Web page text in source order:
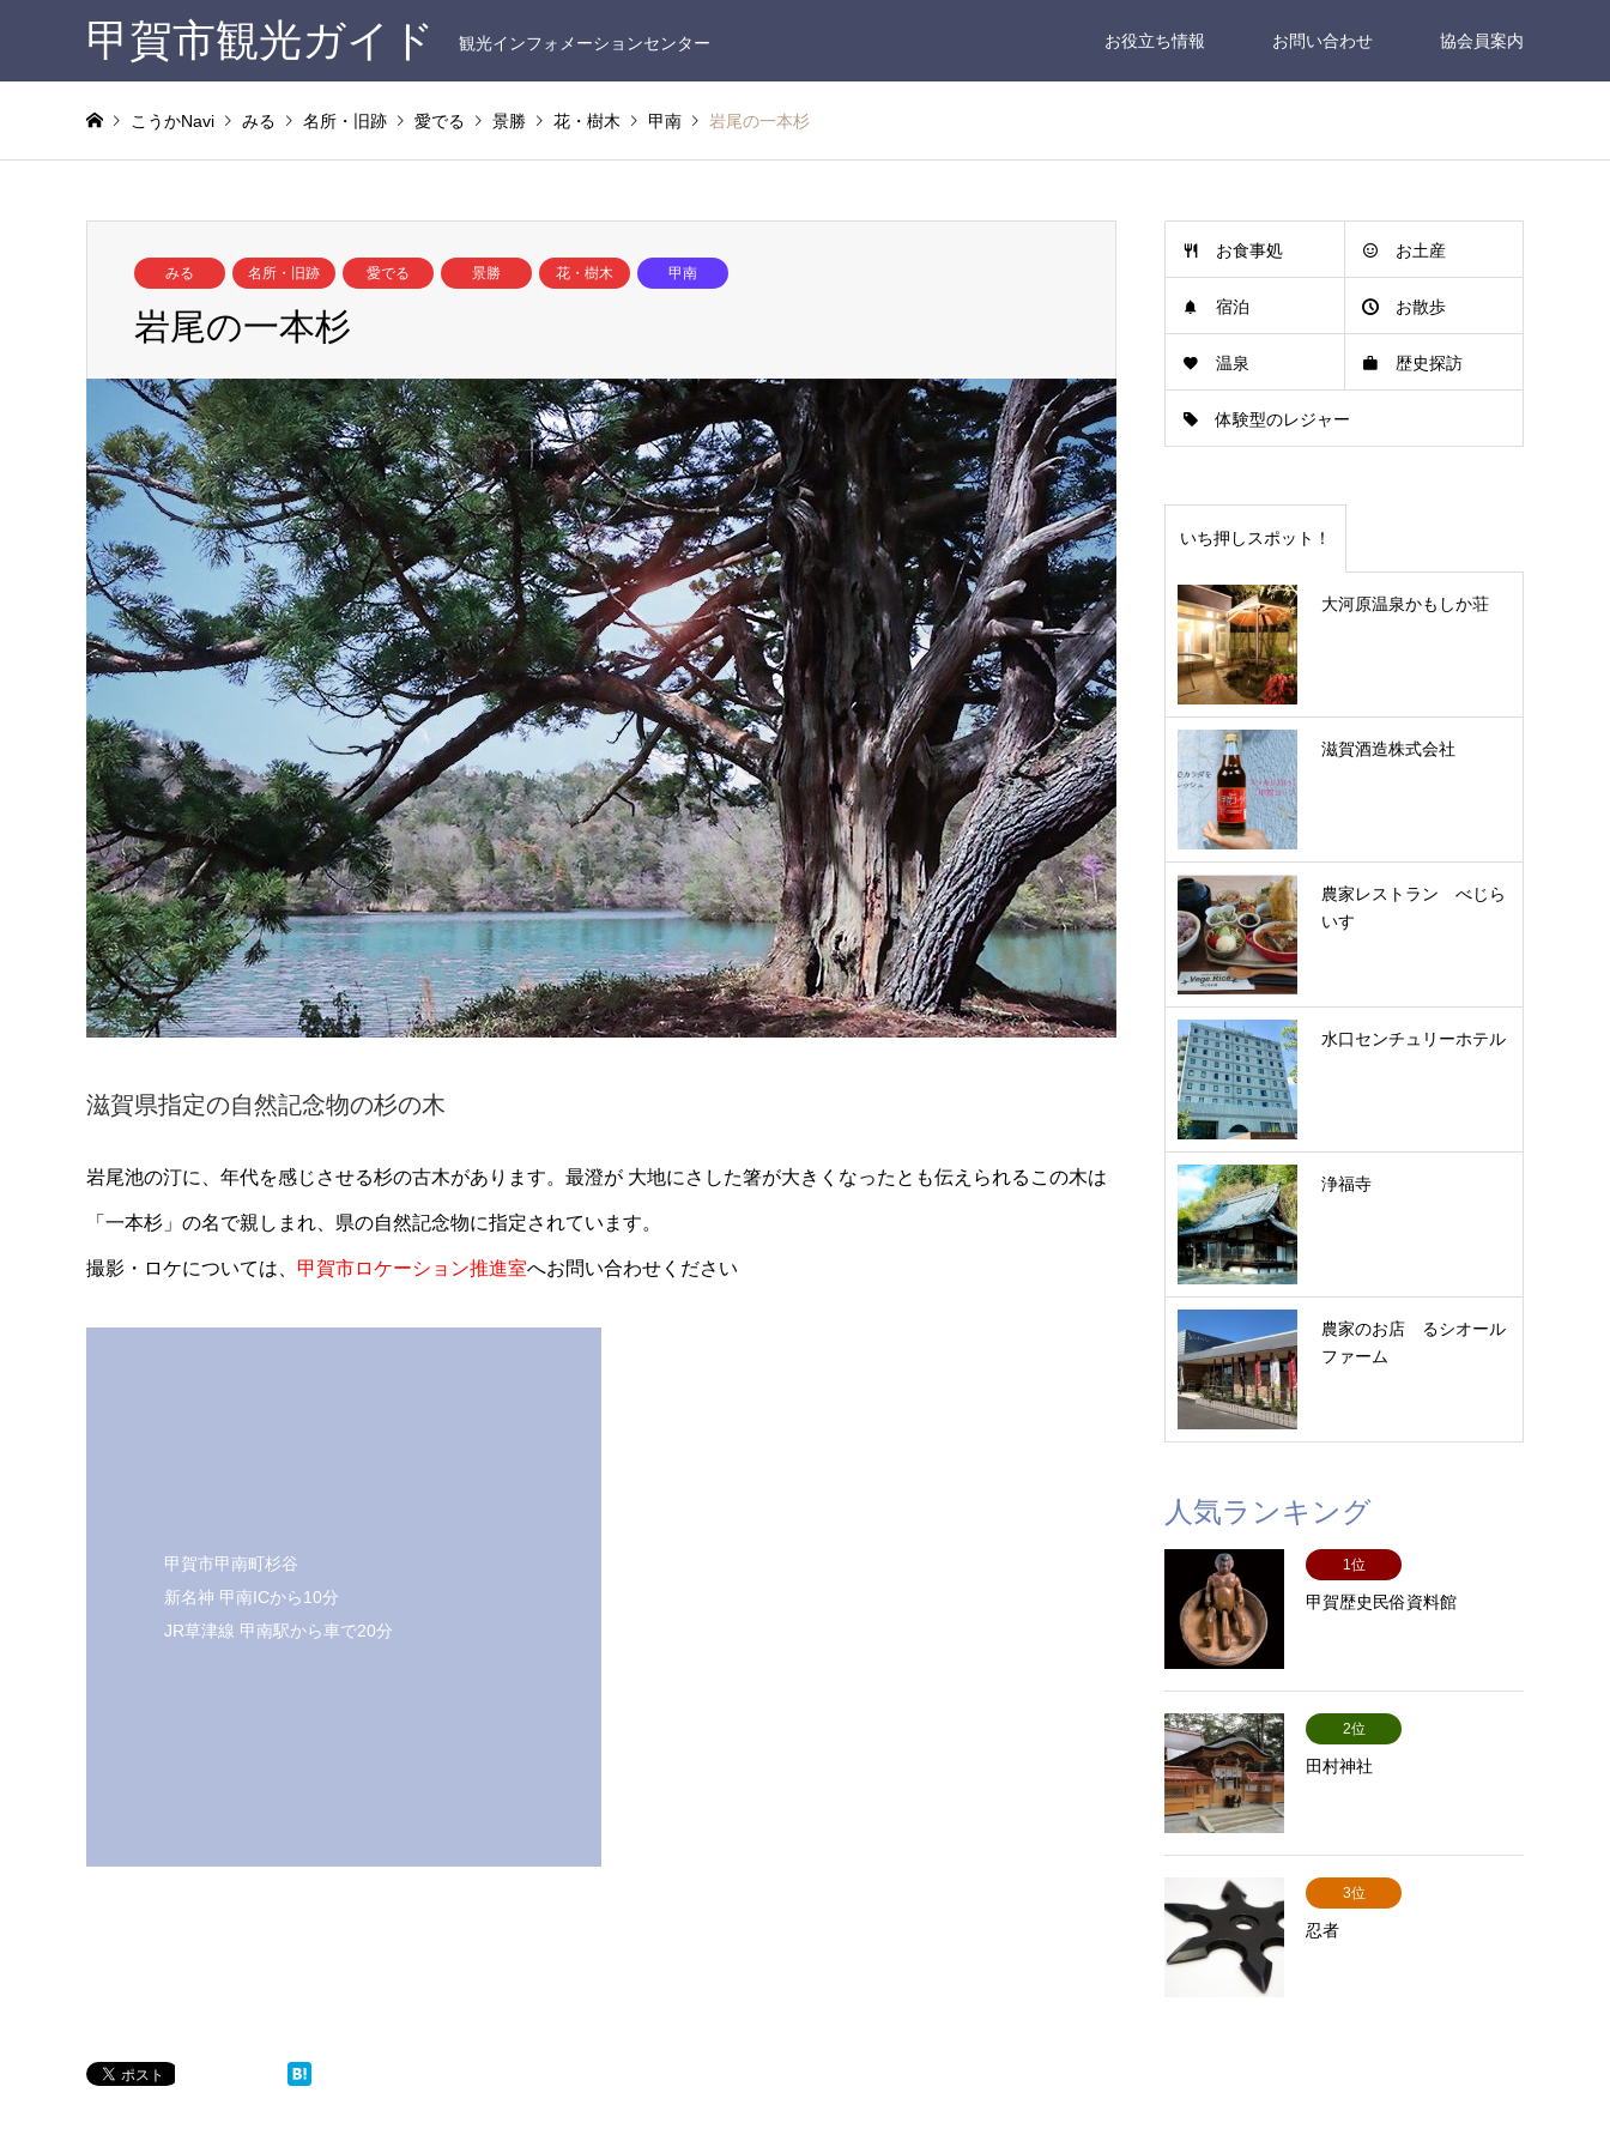
甲賀市観光ガイド 観光インフォメーションセンター お役立ち情報 お問い合わせ 協会員案内
こうかNavi みる 名所・旧跡 愛でる 景勝 花・樹木 甲南 岩尾の一本杉
みる 名所・旧跡 愛でる 景勝 花・樹木 甲南
岩尾の一本杉
滋賀県指定の自然記念物の杉の木
岩尾池の汀に、年代を感じさせる杉の古木があります。最澄が 大地にさした箸が大きくなったとも伝えられるこの木は
「一本杉」の名で親しまれ、県の自然記念物に指定されています。
撮影・ロケについては、 甲賀市ロケーション推進室へお問い合わせください
甲賀市甲南町杉谷
新名神 甲南ICから10分
JR草津線 甲南駅から車で20分
お食事処 お土産
宿泊 お散歩
温泉 歴史探訪
体験型のレジャー
いち押しスポット！
大河原温泉かもしか荘
滋賀酒造株式会社
農家レストラン べじら
いす
水口センチュリーホテル
浄福寺
農家のお店 るシオール
ファーム
人気ランキング
1位
甲賀歴史民俗資料館
2位
田村神社
3位
忍者